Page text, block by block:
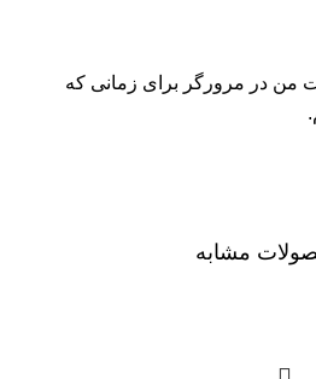
من در مرورگر برای زمانی که
مشابه